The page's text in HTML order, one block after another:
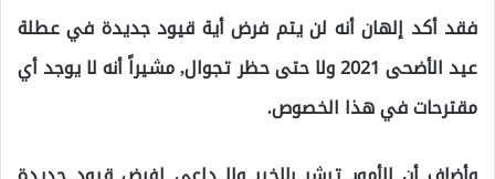
فقد أكد إلهان أنه لن يتم فرض أية قيود جديدة في عطلة
عيد الأضحى 2021 ولا حتى حظر تجوال, مشيراً أنه لا يوجد أي
مقترحات في هذا الخصوص.